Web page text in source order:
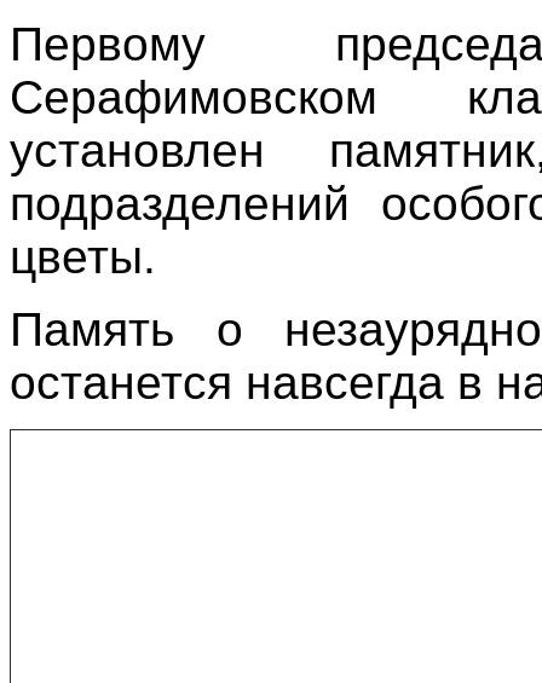
Первому
Серафимовском
установлен
подразделений
цветы.
Память о
останется навсегда в